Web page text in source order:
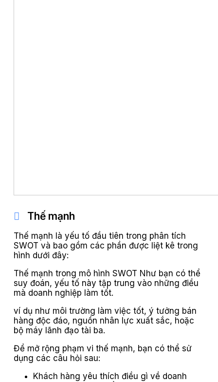
Thế mạnh
Thế mạnh là yếu tố đầu tiên trong phân tích
SWOT và bao gồm các phần được liệt kê trong
hình dưới đây:
Thế mạnh trong mô hình SWOT Như bạn có thể
suy đoán, yếu tố này tập trung vào những điều
mà doanh nghiệp làm tốt.
ví dụ như môi trường làm việc tốt, ý tưởng bán
hàng độc đáo, nguồn nhân lực xuất sắc, hoặc
bộ máy lãnh đạo tài ba.
Để mở rộng phạm vi thế mạnh, bạn có thể sử
dụng các câu hỏi sau:
Khách hàng yêu thích điều gì về doanh